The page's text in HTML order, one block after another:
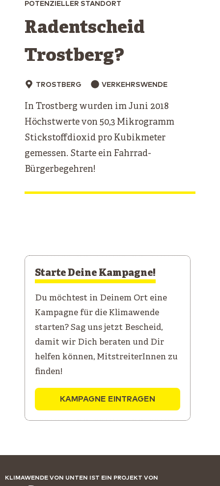
POTENZIELLER STANDORT
Radentscheid
Trostberg?
TROSTBERG VERKEHRSWENDE
In Trostberg wurden im Juni 2018
Höchstwerte von 50,3 Mikrogramm
Stickstoffdioxid pro Kubikmeter
gemessen. Starte ein Fahrrad-
Bürgerbegehren!
Starte Deine Kampagne!
Du möchtest in Deinem Ort eine
Kampagne für die Klimawende
starten? Sag uns jetzt Bescheid,
damit wir Dich beraten und Dir
helfen können, MitstreiterInnen zu
finden!
KAMPAGNE EINTRAGEN
KLIMAWENDE VON UNTEN IST EIN PROJEKT VON